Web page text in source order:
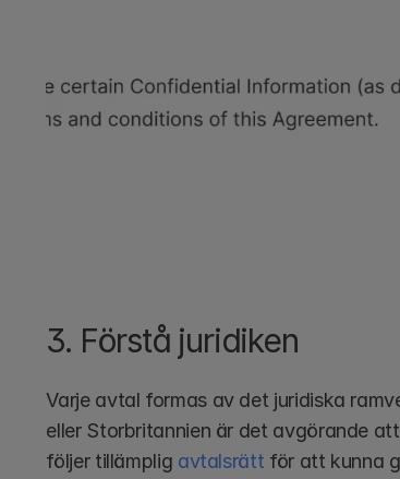
3. Förstå juridiken
Varje avtal formas av det juridiska
eller Storbritannien är det avgörande
följer tillämplig avtalsrätt för att kunna